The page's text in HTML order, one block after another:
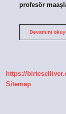
profesör
Devamını
https://
Sitemap